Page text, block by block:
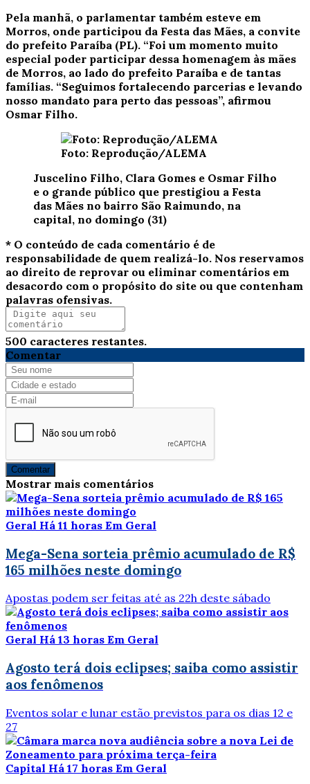
Pela manhã, o parlamentar também esteve em
Morros, onde participou da Festa das Mães, a convite
do prefeito Paraíba (PL). “Foi um momento muito
especial poder participar dessa homenagem às mães
de Morros, ao lado do prefeito Paraíba e de tantas
famílias. “Seguimos fortalecendo parcerias e levando
nosso mandato para perto das pessoas”, afirmou
Osmar Filho.
Foto: Reprodução/ALEMA
Juscelino Filho, Clara Gomes e Osmar Filho
e o grande público que prestigiou a Festa
das Mães no bairro São Raimundo, na
capital, no domingo (31)
* O conteúdo de cada comentário é de
responsabilidade de quem realizá-lo. Nos reservamos
ao direito de reprovar ou eliminar comentários em
desacordo com o propósito do site ou que contenham
palavras ofensivas.
500 caracteres restantes.
Comentar
Comentar
Mostrar mais comentários
Geral Há 11 horas Em Geral
Mega-Sena sorteia prêmio acumulado de R$
165 milhões neste domingo
Apostas podem ser feitas até as 22h deste sábado
Geral Há 13 horas Em Geral
Agosto terá dois eclipses; saiba como assistir
aos fenômenos
Eventos solar e lunar estão previstos para os dias 12 e
27
Capital Há 17 horas Em Geral